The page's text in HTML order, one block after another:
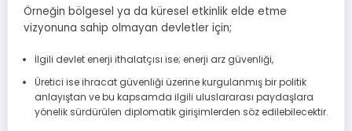
Örneğin bölgesel ya da küresel etkinlik elde etme
vizyonuna sahip olmayan devletler için;
İlgili devlet enerji ithalatçısı ise; enerji arz güvenliği,
Üretici ise ihracat güvenliği üzerine kurgulanmış bir politik
anlayıştan ve bu kapsamda ilgili uluslararası paydaşlara
yönelik sürdürülen diplomatik girişimlerden söz edilebilecektir.